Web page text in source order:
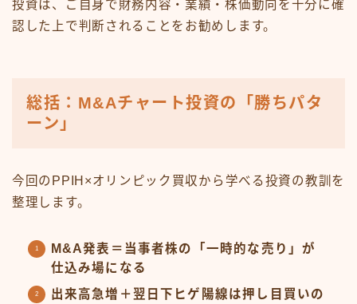
投資は、ご自身で財務内容・業績・株価動向を十分に確
認した上で判断されることをお勧めします。
総括：M&Aチャート投資の「勝ちパタ
ーン」
今回のPPIH×オリンピック買収から学べる投資の教訓を
整理します。
M&A発表＝当事者株の「一時的な売り」が
仕込み場になる
出来高急増＋翌日下ヒゲ陽線は押し目買いの